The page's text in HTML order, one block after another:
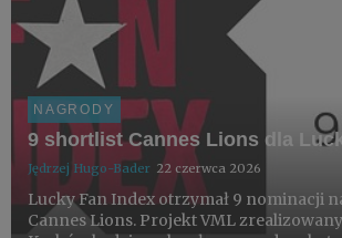
NAGRODY
9 shortlist Cannes Lions dla
Jędrzej Hugo-Bader 22 czerwca 2026
Lucky Fan Index otrzymał 9 nominacji
Cannes Lions. Projekt VML